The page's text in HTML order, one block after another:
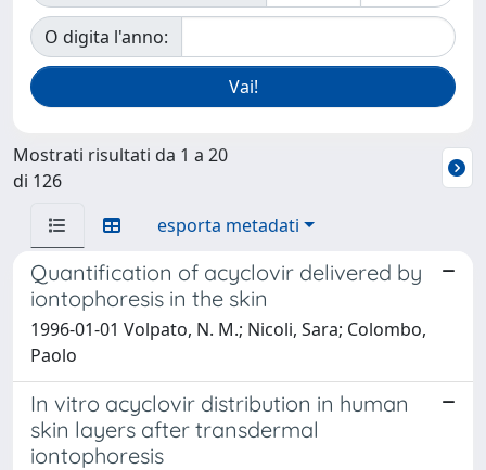
O digita l'anno:
Mostrati risultati da 1 a 20
di 126
esporta metadati
Quantification of acyclovir delivered by
iontophoresis in the skin
1996-01-01 Volpato, N. M.; Nicoli, Sara; Colombo,
Paolo
In vitro acyclovir distribution in human
skin layers after transdermal
iontophoresis